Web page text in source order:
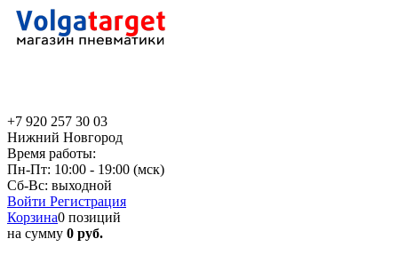
+7 920 257 30 03
Нижний Новгород
Время работы:
Пн-Пт: 10:00 - 19:00 (мск)
Сб-Вс: выходной
Войти Регистрация
Корзина0 позиций
на сумму 0 руб.